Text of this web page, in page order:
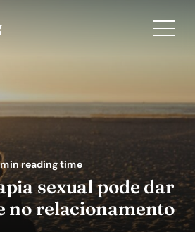
reading time
sexual pode dar
no relacionamento